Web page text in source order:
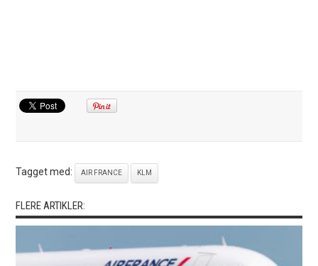
Tagget med: AIR FRANCE KLM
FLERE ARTIKLER: